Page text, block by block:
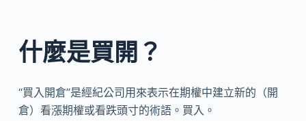
什麼是買開？
“買入開倉”是經紀公司用來表示在期權中建立新的（開
倉）看漲期權或看跌頭寸的術語。買入。